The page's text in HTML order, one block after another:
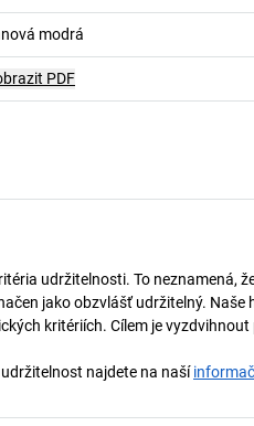
modrá
PDF
udržitelnosti. To neznamená,
jako obzvlášť udržitelný.
kritériích. Cílem je
najdete na naší